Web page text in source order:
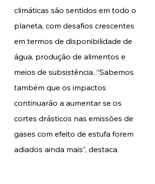
climáticas são sentidos em todo o
planeta, com desafios crescentes
em termos de disponibilidade de
água, produção de alimentos e
meios de subsistência. “Sabemos
também que os impactos
continuarão a aumentar se os
cortes drásticos nas emissões de
gases com efeito de estufa forem
adiados ainda mais”, destaca.